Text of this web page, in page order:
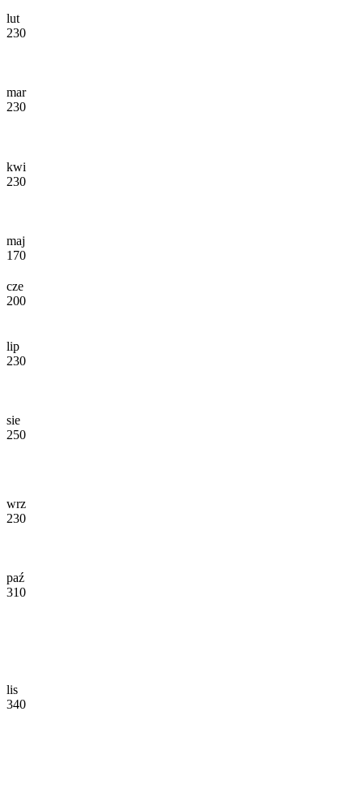
lut
230
mar
230
kwi
230
maj
170
cze
200
lip
230
sie
250
wrz
230
paź
310
lis
340